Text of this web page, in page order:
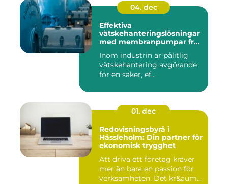
04. dec
Effektiva
vätskehanteringslösningar
med membranpumpar från
Inom industrin är pålitlig
vätskehantering avgörande
för en säker, ef...
01. dec
Redovisningsbyrå i
Hässleholm: Din partner för
ekonomisk trygghet
Att driva ett företag kräver
mer än bara en passion för
verksamheten. Det kr&aum...